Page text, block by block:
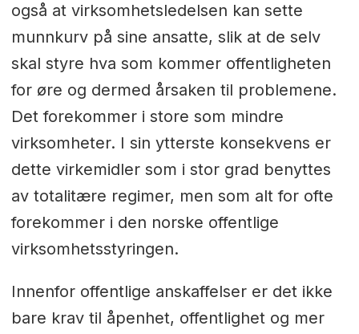
også at virksomhetsledelsen kan sette
munnkurv på sine ansatte, slik at de selv
skal styre hva som kommer offentligheten
for øre og dermed årsaken til problemene.
Det forekommer i store som mindre
virksomheter. I sin ytterste konsekvens er
dette virkemidler som i stor grad benyttes
av totalitære regimer, men som alt for ofte
forekommer i den norske offentlige
virksomhetsstyringen.
Innenfor offentlige anskaffelser er det ikke
bare krav til åpenhet, offentlighet og mer